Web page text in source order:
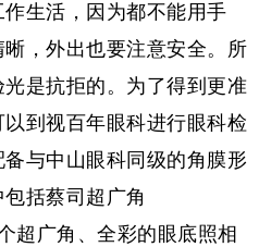
生活，因为都不能用手
，外出也要注意安全。所
是抗拒的。为了得到更准
到视百年眼科进行眼科检
与中山眼科同级的角膜形
括蔡司超广角
超广角、全彩的眼底照相